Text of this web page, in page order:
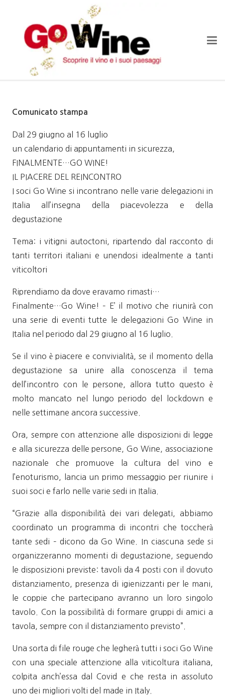
Comunicato stampa
Dal 29 giugno al 16 luglio
un calendario di appuntamenti in sicurezza,
FINALMENTE…GO WINE!
IL PIACERE DEL REINCONTRO
I soci Go Wine si incontrano nelle varie delegazioni in
Italia all’insegna della piacevolezza e della
degustazione
Tema: i vitigni autoctoni, ripartendo dal racconto di
tanti territori italiani e unendosi idealmente a tanti
viticoltori
Riprendiamo da dove eravamo rimasti…
Finalmente…Go Wine! – E’ il motivo che riunirà con
una serie di eventi tutte le delegazioni Go Wine in
Italia nel periodo dal 29 giugno al 16 luglio.
Se il vino è piacere e convivialità, se il momento della
degustazione sa unire alla conoscenza il tema
dell’incontro con le persone, allora tutto questo è
molto mancato nel lungo periodo del lockdown e
nelle settimane ancora successive.
Ora, sempre con attenzione alle disposizioni di legge
e alla sicurezza delle persone, Go Wine, associazione
nazionale che promuove la cultura del vino e
l’enoturismo, lancia un primo messaggio per riunire i
suoi soci e farlo nelle varie sedi in Italia.
“Grazie alla disponibilità dei vari delegati, abbiamo
coordinato un programma di incontri che toccherà
tante sedi – dicono da Go Wine. In ciascuna sede si
organizzeranno momenti di degustazione, seguendo
le disposizioni previste: tavoli da 4 posti con il dovuto
distanziamento, presenza di igienizzanti per le mani,
le coppie che partecipano avranno un loro singolo
tavolo. Con la possibilità di formare gruppi di amici a
tavola, sempre con il distanziamento previsto”.
Una sorta di file rouge che legherà tutti i soci Go Wine
con una speciale attenzione alla viticoltura italiana,
colpita anch’essa dal Covid e che resta in assoluto
uno dei migliori volti del made in Italy.